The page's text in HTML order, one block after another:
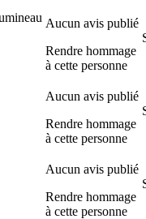
Aucun avis publié
Rendre hommage
à cette personne
Aucun avis publié
Rendre hommage
à cette personne
Aucun avis publié
Rendre hommage
à cette personne